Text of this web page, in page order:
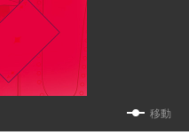
移動